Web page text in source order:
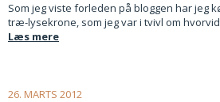
Som jeg viste forleden på bloggen har jeg
træ-lysekrone, som jeg var i tvivl om
Læs mere
26. MARTS 2012